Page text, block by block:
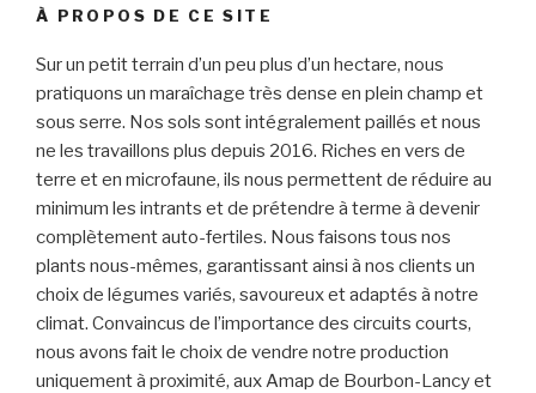
À PROPOS DE CE SITE
Sur un petit terrain d’un peu plus d’un hectare, nous
pratiquons un maraîchage très dense en plein champ et
sous serre. Nos sols sont intégralement paillés et nous
ne les travaillons plus depuis 2016. Riches en vers de
terre et en microfaune, ils nous permettent de réduire au
minimum les intrants et de prétendre à terme à devenir
complètement auto-fertiles. Nous faisons tous nos
plants nous-mêmes, garantissant ainsi à nos clients un
choix de légumes variés, savoureux et adaptés à notre
climat. Convaincus de l’importance des circuits courts,
nous avons fait le choix de vendre notre production
uniquement à proximité, aux Amap de Bourbon-Lancy et